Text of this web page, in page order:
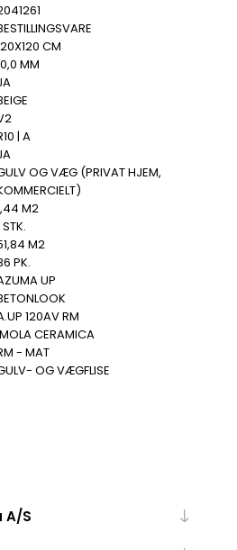
CM
MM
| A
OG VÆG (PRIVAT HJEM,
M2
STK.
M2
PK.
UP
120AV RM
CERAMICA
- MAT
OG VÆGFLISE
A/S